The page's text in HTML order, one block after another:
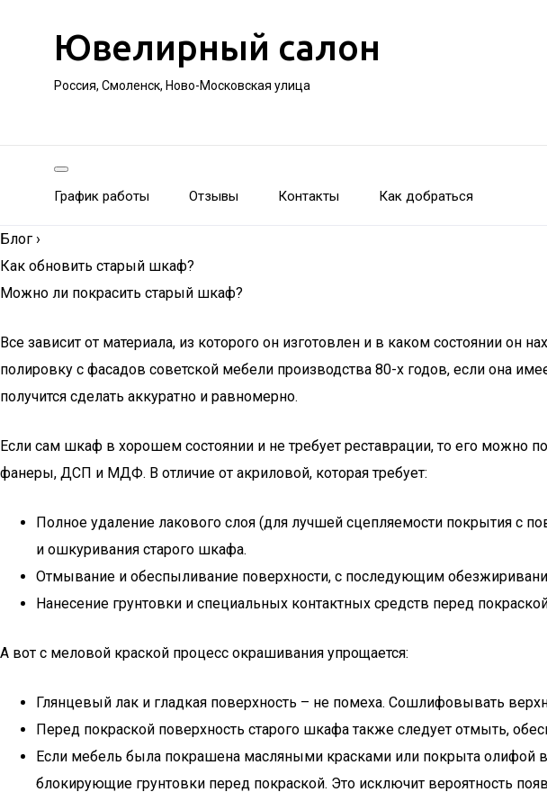
Ювелирный салон
Россия, Смоленск, Ново-Московская улица
График работы Отзывы Контакты Как добраться
Блог ›
Как обновить старый шкаф?
Можно ли покрасить старый шкаф?
Все зависит от материала, из которого он изготовлен и в каком состоянии он
полировку с фасадов советской мебели производства 80-х годов, если она
получится сделать аккуратно и равномерно.
Если сам шкаф в хорошем состоянии и не требует реставрации, то его можно
фанеры, ДСП и МДФ. В отличие от акриловой, которая требует:
Полное удаление лакового слоя (для лучшей сцепляемости покрытия с
и ошкуривания старого шкафа.
Отмывание и обеспыливание поверхности, с последующим
Нанесение грунтовки и специальных контактных средств перед
А вот с меловой краской процесс окрашивания упрощается:
Глянцевый лак и гладкая поверхность – не помеха. Сошлифовывать
Перед покраской поверхность старого шкафа также следует отмыть,
Если мебель была покрашена масляными красками или покрыта олифой
блокирующие грунтовки перед покраской. Это исключит вероятность